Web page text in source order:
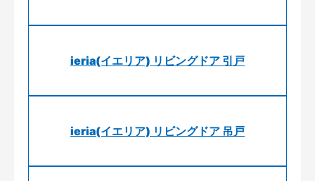
ieria(イエリア) リビングドア 引戸
ieria(イエリア) リビングドア 吊戸